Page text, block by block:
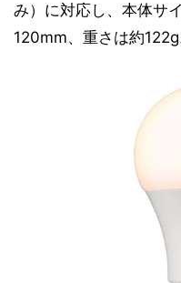
み）に対応し、本体サ
120mm、重さは約122g